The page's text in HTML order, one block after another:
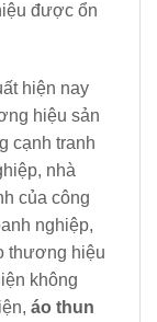
được ổn
hiện nay
hiệu sản
cạnh tranh
nhà
của công
nghiệp,
thương hiệu
không
áo thun